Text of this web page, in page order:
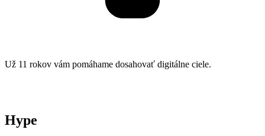
Už 11 rokov vám pomáhame dosahovať digitálne ciele.
Hype